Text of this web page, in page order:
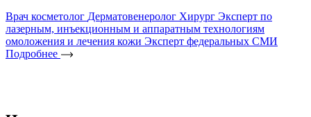
Врач косметолог Дерматовенеролог Хирург Эксперт по
лазерным, инъекционным и аппаратным технологиям
омоложения и лечения кожи Эксперт федеральных СМИ
Подробнее